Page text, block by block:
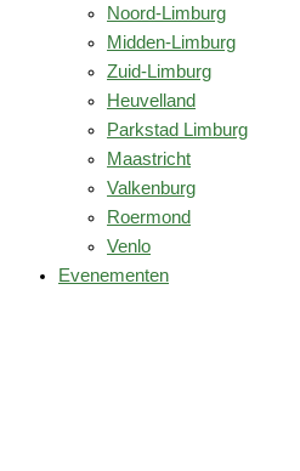
Noord-Limburg
Midden-Limburg
Zuid-Limburg
Heuvelland
Parkstad Limburg
Maastricht
Valkenburg
Roermond
Venlo
Evenementen